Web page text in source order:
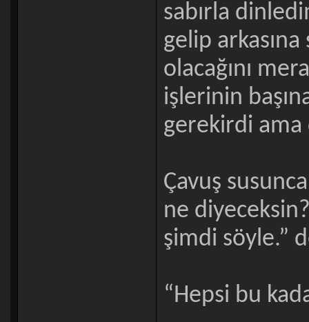
sabırla
gelip
olacağını
işlerinin
gerekirdi ama
Çavuş
ne
şimdi söyle.”
“Hepsi bu